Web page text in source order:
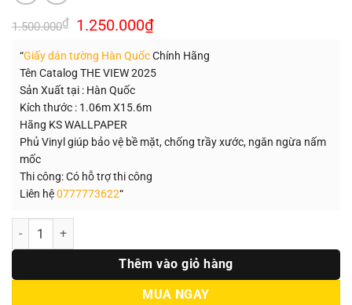
1.500.000₫ Giá
gốc
1.500.000₫.
1.250.000₫Giá
hiện
là:
1.250.000₫.
“Giấy dán tường Hàn QuốcChính Hãng
Tên Catalog THE VIEW 2025
Sản Xuất tại : Hàn Quốc
Kích thước : 1.06m X15.6m
Hãng KS WALLPAPER
Phủ Vinyl giúp bảo vệ bề mặt, chống trầy xước, ngăn ngừa nấm
mốc
Thi công: Có hỗ trợ thi công
Liên hệ0777773622“
Số lượng
Thêm vào giỏ hàng
MUA NGAY